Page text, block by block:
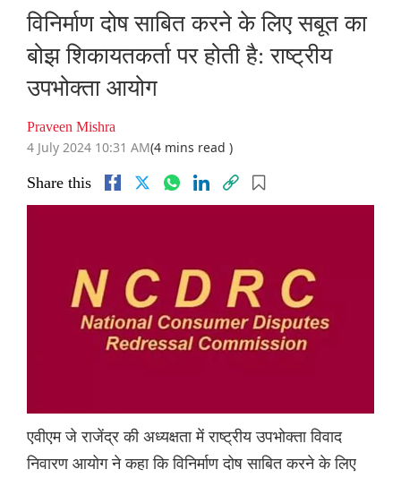
विनिर्माण दोष साबित करने के लिए सबूत का
बोझ शिकायतकर्ता पर होती है: राष्ट्रीय
उपभोक्ता आयोग
Praveen Mishra
4 July 2024 10:31 AM(4 mins read )
Share this
एवीएम जे राजेंद्र की अध्यक्षता में राष्ट्रीय उपभोक्ता विवाद
निवारण आयोग ने कहा कि विनिर्माण दोष साबित करने के लिए